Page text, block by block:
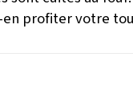
en profiter votre